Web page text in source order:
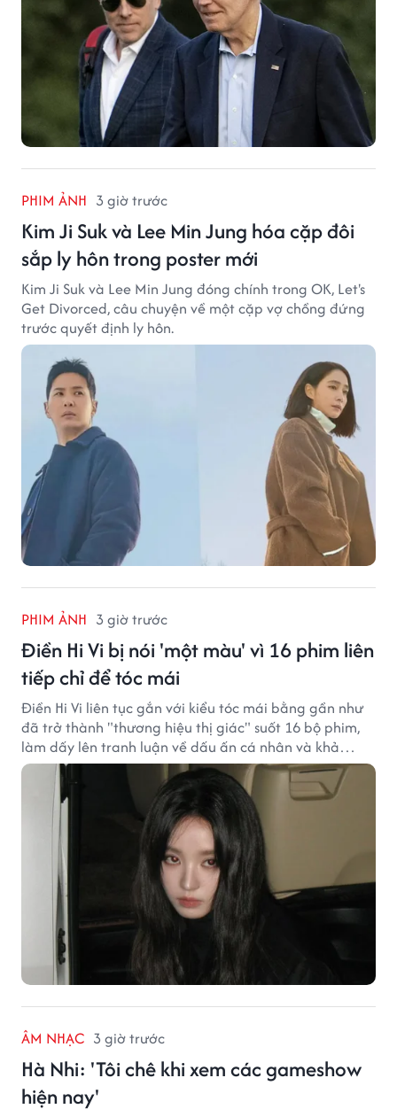
PHIM ẢNH 3 giờ trước
Kim Ji Suk và Lee Min Jung hóa cặp đôi
sắp ly hôn trong poster mới
Kim Ji Suk và Lee Min Jung đóng chính trong OK, Let's
Get Divorced, câu chuyện về một cặp vợ chồng đứng
trước quyết định ly hôn.
PHIM ẢNH 3 giờ trước
Điền Hi Vi bị nói 'một màu' vì 16 phim liên
tiếp chỉ để tóc mái
Điền Hi Vi liên tục gắn với kiểu tóc mái bằng gần như
đã trở thành "thương hiệu thị giác" suốt 16 bộ phim,
làm dấy lên tranh luận về dấu ấn cá nhân và khả
năng biến hóa trên màn ảnh.
ÂM NHẠC 3 giờ trước
Hà Nhi: 'Tôi chê khi xem các gameshow
hiện nay'